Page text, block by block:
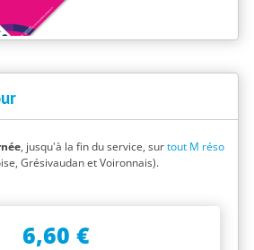
, jusqu'à la fin du service, surtout M réso
Grésivaudan et Voironnais).
6,60 €